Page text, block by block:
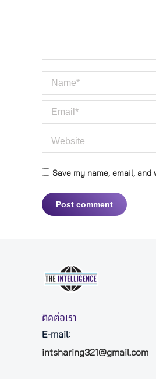
Name *
Email *
Website
Save my name, email,
Post comment
ติดต่อเรา
E-mail:
intsharing321@gmail.com